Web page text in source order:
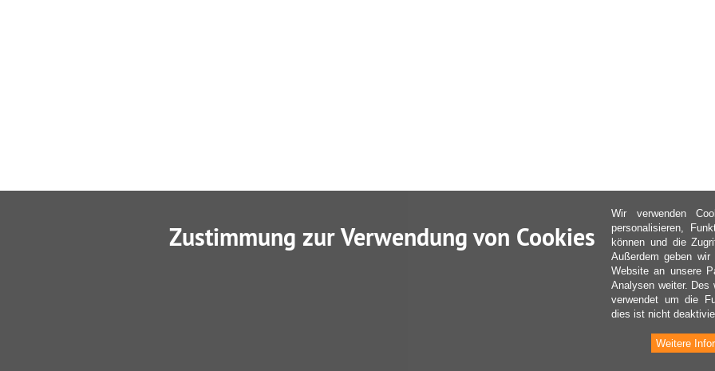
Zustimmung zur Verwendung von Cookies
Wir verwenden
personalisieren,
können und die
Außerdem geben
Website an unsere
Analysen weiter. Des
verwendet um die
dies ist nicht
Weitere